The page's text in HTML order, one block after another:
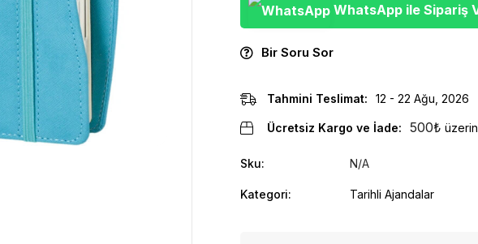
WhatsApp ile Sipariş
Bir Soru Sor
Tahmini Teslimat: 12 - 22 Ağu, 2026
Ücretsiz Kargo ve İade: 500₺
Sku: N/A
Kategori: Tarihli Ajandalar